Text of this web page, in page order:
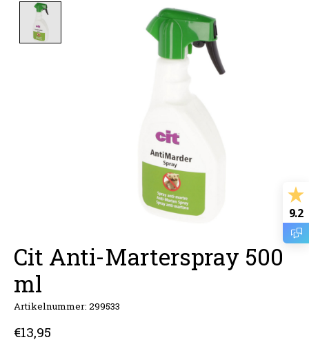
Product image slideshow Items
Cit Anti-Marterspray 500
ml
Artikelnummer: 299533
€13,95
9.2